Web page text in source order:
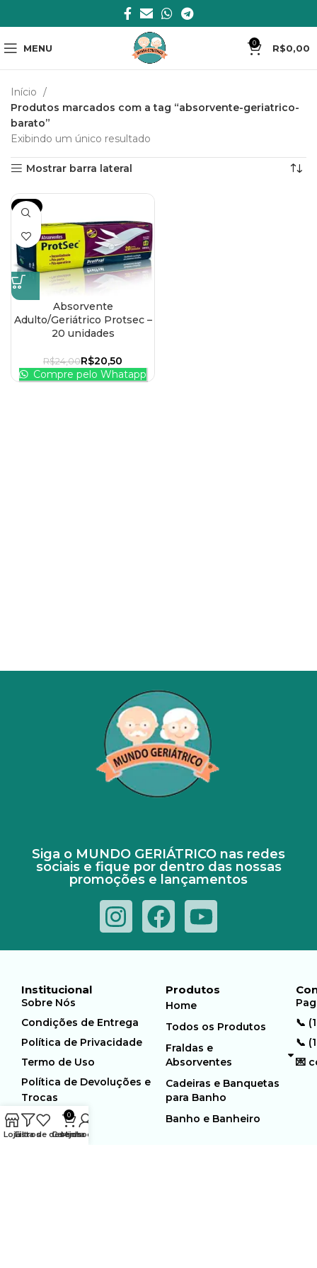
MENU 0 R$0,00
Início
Produtos marcados com a tag “absorvente-geriatrico-
barato”
Exibindo um único resultado
Mostrar barra lateral
-15%
Absorvente
Adulto/Geriátrico Protsec –
20 unidades
R$24,00R$20,50
Compre pelo Whatapp
Siga o MUNDO GERIÁTRICO nas redes
sociais e fique por dentro das nossas
promoções e lançamentos
Institucional
Sobre Nós
Condições de Entrega
Política de Privacidade
Termo de Uso
Política de Devoluções e
Trocas
Produtos
Home
Todos os Produtos
Fraldas e
Absorventes
Cadeiras e Banquetas
para Banho
Banho e Banheiro
📞
📞
💌
LojaFiltros
Lista de desejos
0
Carrinho
Minha conta